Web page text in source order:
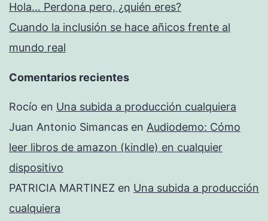
Hola… Perdona pero, ¿quién eres?
Cuando la inclusión se hace añicos frente al
mundo real
Comentarios recientes
Rocío en Una subida a producción cualquiera
Juan Antonio Simancas en Audiodemo: Cómo
leer libros de amazon (kindle) en cualquier
dispositivo
PATRICIA MARTINEZ en Una subida a producción
cualquiera